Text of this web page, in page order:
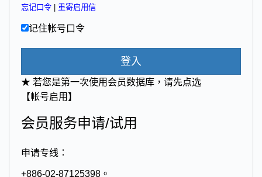
忘记口令 重寄启用信
记住帐号口令
登入
★ 若您是第一次使用会员数据库，请先点选
【帐号启用】
会员服务申请/试用
申请专线：
+886-02-87125398。